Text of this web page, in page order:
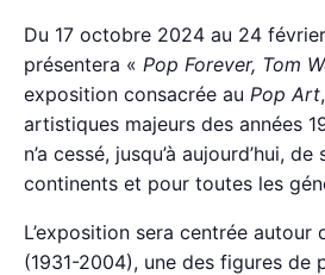
Du 17 octobre 2024 au 24
présentera « Pop Forever, Tom
exposition consacrée au Pop Art
artistiques majeurs des années
n’a cessé, jusqu’à aujourd’hui,
continents et pour toutes les
L’exposition sera centrée autour
(1931-2004), une des figures de